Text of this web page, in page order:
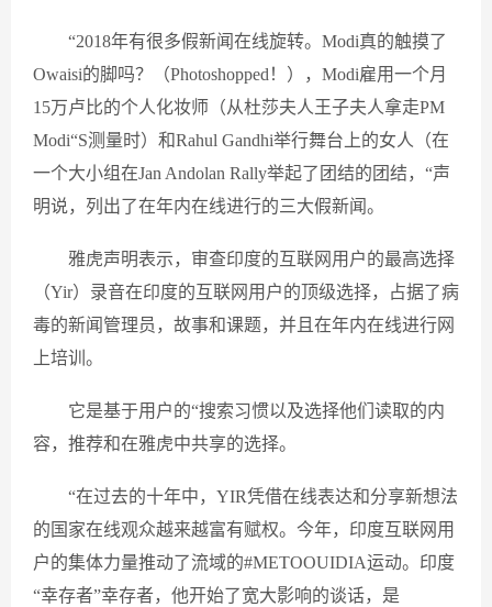
“2018年有很多假新闻在线旋转。Modi真的触摸了
Owaisi的脚吗？（Photoshopped！），Modi雇用一个月
15万卢比的个人化妆师（从杜莎夫人王子夫人拿走PM
Modi“S测量时）和Rahul Gandhi举行舞台上的女人（在
一个大小组在Jan Andolan Rally举起了团结的团结，“声
明说，列出了在年内在线进行的三大假新闻。
雅虎声明表示，审查印度的互联网用户的最高选择
（Yir）录音在印度的互联网用户的顶级选择，占据了病
毒的新闻管理员，故事和课题，并且在年内在线进行网
上培训。
它是基于用户的“搜索习惯以及选择他们读取的内
容，推荐和在雅虎中共享的选择。
“在过去的十年中，YIR凭借在线表达和分享新想法
的国家在线观众越来越富有赋权。今年，印度互联网用
户的集体力量推动了流域的#METOOUIDIA运动。印度
“幸存者”幸存者，他开始了宽大影响的谈话，是